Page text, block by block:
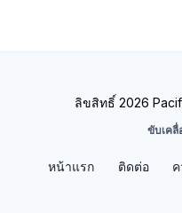
ลิขสิทธิ์ 2026
ขับเค
หน้าแรก ติดต่อ